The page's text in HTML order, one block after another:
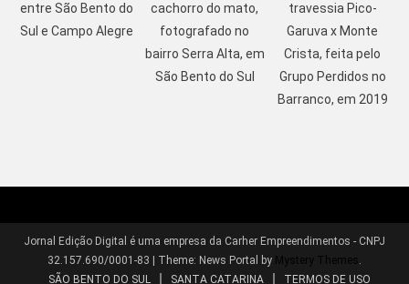
entre São Bento do
Sul e Campo Alegre
cachorro do mato,
fotografado no
bairro Serra Alta, em
São Bento do Sul
travessia Pico-
Garuva x Monte
Crista, feita pelo
Grupo Perdidos no
Barranco, em 2019
Jornal Edição Digital é uma empresa da Carher Empreendimentos - CNPJ
32.157.690/0001-83 | Theme: News Portal by Mystery Themes .
SÃO BENTO DO SUL
SANTA CATARINA
TERMOS DE USO